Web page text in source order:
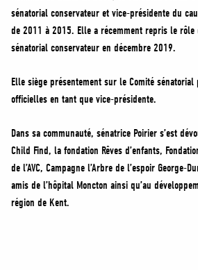
sénatorial conservateur et vice-présidente du
de 2011 à 2015. Elle a récemment repris le rôle
sénatorial conservateur en décembre 2019.
Elle siège présentement sur le Comité
officielles en tant que vice-présidente.
Dans sa communauté, sénatrice Poirier s’est
Child Find, la fondation Rêves d’enfants,
de l’AVC, Campagne l’Arbre de l’espoir George-
amis de l’hôpital Moncton ainsi qu’au
région de Kent.